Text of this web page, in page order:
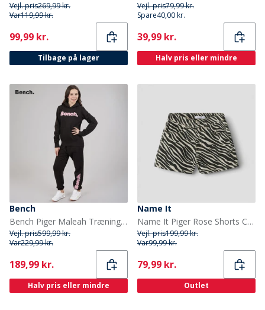
Vejl. pris269,99 kr.
Var119,99 kr.
Current
99,99 kr.
Tilbage på lager
Vejl. pris79,99 kr.
Spare40,00 kr.
Current
39,99 kr.
Halv pris eller mindre
Bench
Bench Piger Maleah Træningsdragt Sort
Vejl. pris599,99 kr.
Var229,99 kr.
Current
189,99 kr.
Halv pris eller mindre
Name It
Name It Piger Rose Shorts Cement Zebra
Vejl. pris199,99 kr.
Var99,99 kr.
Current
79,99 kr.
Outlet